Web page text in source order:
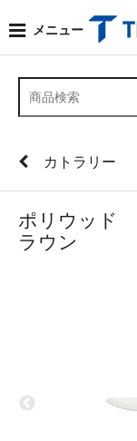
メニュー
カトラリー
ポリウッド
ラウン